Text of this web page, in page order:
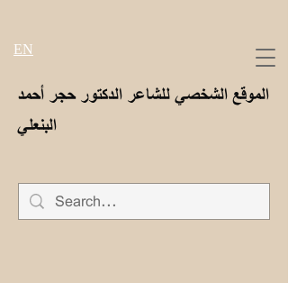
الموقع الشخصي للشاعر الدكتور حجر أحمد
البنعلي
EN